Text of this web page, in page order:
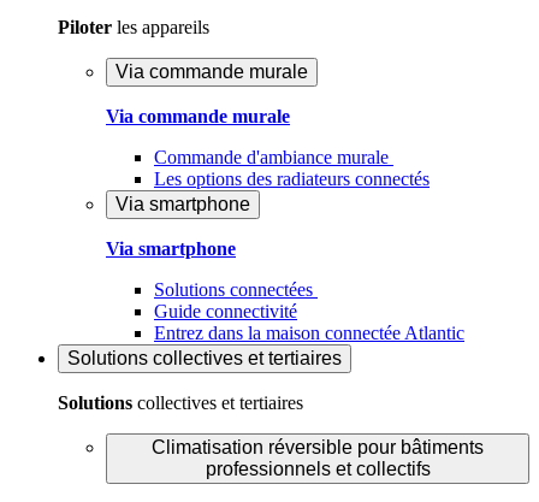
Piloter les appareils
Via commande murale
Via commande murale
Commande d'ambiance murale
Les options des radiateurs connectés
Via smartphone
Via smartphone
Solutions connectées
Guide connectivité
Entrez dans la maison connectée Atlantic
Solutions collectives et tertiaires
Solutions collectives et tertiaires
Climatisation réversible pour bâtiments
professionnels et collectifs